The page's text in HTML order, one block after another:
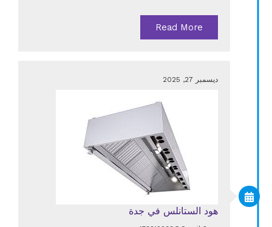
Read More
ديسمبر 27, 2025
هود الستانلس في جدة